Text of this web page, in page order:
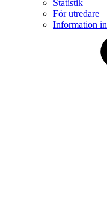
Statistik
För utredare
Information